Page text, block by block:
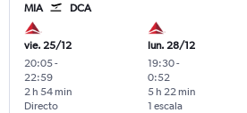
MIA DCA
vie. 25/12
20:05-
22:59
Directo
2 h 54 min
lun. 28/12
19:30-
0:52
1 escala
5 h 22 min